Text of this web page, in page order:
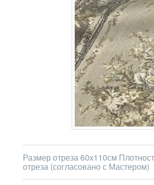
Размер отреза 60х110см
отреза (согласовано с Мастером)